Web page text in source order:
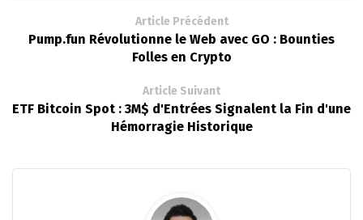
Article Précédent
Pump.fun Révolutionne le Web avec GO : Bounties
Folles en Crypto
Article Suivant
ETF Bitcoin Spot : 3M$ d'Entrées Signalent la Fin d'une
Hémorragie Historique